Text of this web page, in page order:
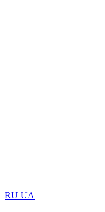
RU UA